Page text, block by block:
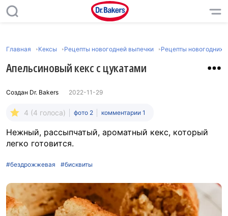
Главная Кексы Рецепты новогодней выпечки Рецепты новогодних
Апельсиновый кекс с цукатами
Создан Dr. Bakers 2022-11-29
4 (4 голоса) фото 2 комментарии 1
Нежный, рассыпчатый, ароматный кекс, который
легко готовится.
#бездрожжевая #бисквиты